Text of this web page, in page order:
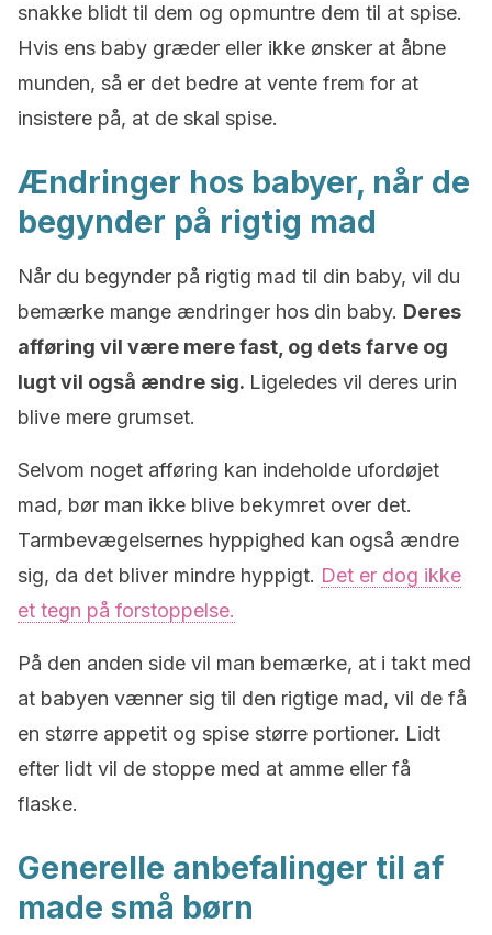
snakke blidt til dem og opmuntre dem til at spise.
Hvis ens baby græder eller ikke ønsker at åbne
munden, så er det bedre at vente frem for at
insistere på, at de skal spise.
Ændringer hos babyer, når de
begynder på rigtig mad
Når du begynder på rigtig mad til din baby, vil du
bemærke mange ændringer hos din baby. Deres
afføring vil være mere fast, og dets farve og
lugt vil også ændre sig. Ligeledes vil deres urin
blive mere grumset.
Selvom noget afføring kan indeholde ufordøjet
mad, bør man ikke blive bekymret over det.
Tarmbevægelsernes hyppighed kan også ændre
sig, da det bliver mindre hyppigt. Det er dog ikke
et tegn på forstoppelse.
På den anden side vil man bemærke, at i takt med
at babyen vænner sig til den rigtige mad, vil de få
en større appetit og spise større portioner. Lidt
efter lidt vil de stoppe med at amme eller få
flaske.
Generelle anbefalinger til af
made små børn